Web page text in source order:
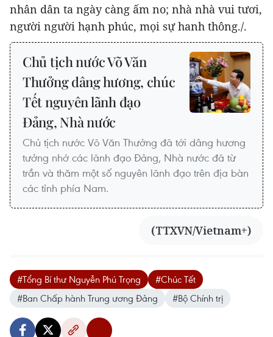
nhân dân ta ngày càng ấm no; nhà nhà vui tươi,
người người hạnh phúc, mọi sự hanh thông./.
Chủ tịch nước Võ Văn
Thưởng dâng hương, chúc
Tết nguyên lãnh đạo
Đảng, Nhà nước
Chủ tịch nước Võ Văn Thưởng đã tới dâng hương
tưởng nhớ các lãnh đạo Đảng, Nhà nước đã từ
trần và thăm một số nguyên lãnh đạo trên địa bàn
các tỉnh phía Nam.
(TTXVN/Vietnam+)
#Tổng Bí thư Nguyễn Phú Trọng
#Chúc Tết
#Ban Chấp hành Trung ương Đảng
#Bộ Chính trị